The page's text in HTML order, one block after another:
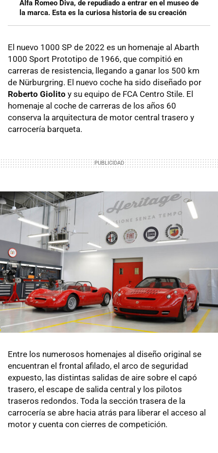
Alfa Romeo Diva, de repudiado a entrar en el museo de
la marca. Esta es la curiosa historia de su creación
El nuevo 1000 SP de 2022 es un homenaje al Abarth
1000 Sport Prototipo de 1966, que compitió en
carreras de resistencia, llegando a ganar los 500 km
de Nürburgring. El nuevo coche ha sido diseñado por
Roberto Giolito y su equipo de FCA Centro Stile. El
homenaje al coche de carreras de los años 60
conserva la arquitectura de motor central trasero y
carrocería barqueta.
Entre los numerosos homenajes al diseño original se
encuentran el frontal afilado, el arco de seguridad
expuesto, las distintas salidas de aire sobre el capó
trasero, el escape de salida central y los pilotos
traseros redondos. Toda la sección trasera de la
carrocería se abre hacia atrás para liberar el acceso al
motor y cuenta con cierres de competición.